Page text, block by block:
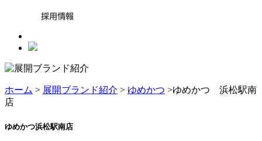
ホーム > 展開ブランド紹介 > ゆめかつ >ゆめかつ 浜松駅南
店
ゆめかつ浜松駅南店